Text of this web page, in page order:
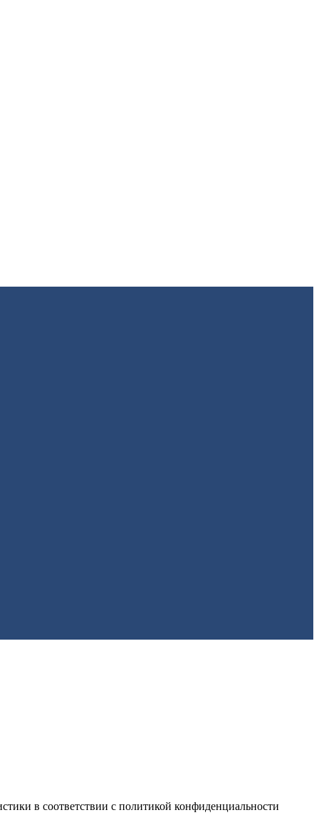
в соответствии с политикой конфиденциальности